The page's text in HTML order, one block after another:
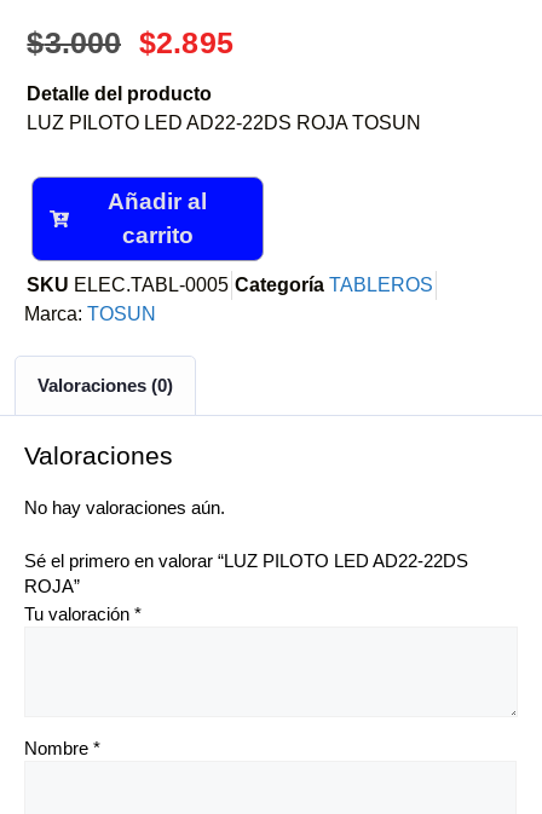
$3.000 $2.895
Detalle del producto
LUZ PILOTO LED AD22-22DS ROJA TOSUN
Añadir al
carrito
SKU ELEC.TABL-0005 Categoría TABLEROS
Marca: TOSUN
Valoraciones (0)
Valoraciones
No hay valoraciones aún.
Sé el primero en valorar “LUZ PILOTO LED AD22-22DS
ROJA”
Tu valoración *
Nombre *